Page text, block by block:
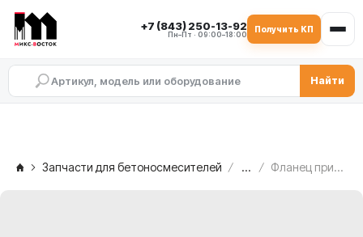
+7 (843) 250-13-92
Пн–Пт · 09:00–18:00
Получить КП
Найти
Запчасти для бетоносмесителей ... Фланец прижимной C.M. MB 1500 — со свободной стороны, 2.003.00.074